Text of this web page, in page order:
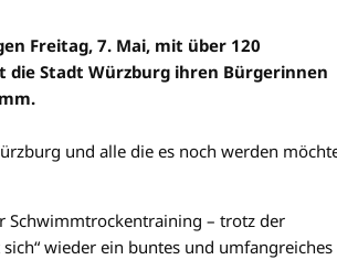
Freitag, 7. Mai, mit über 120
Stadt Würzburg ihren Bürgerinnen
und alle die es noch werden
Schwimmtrockentraining – trotz der
wieder ein buntes und umfangreiches